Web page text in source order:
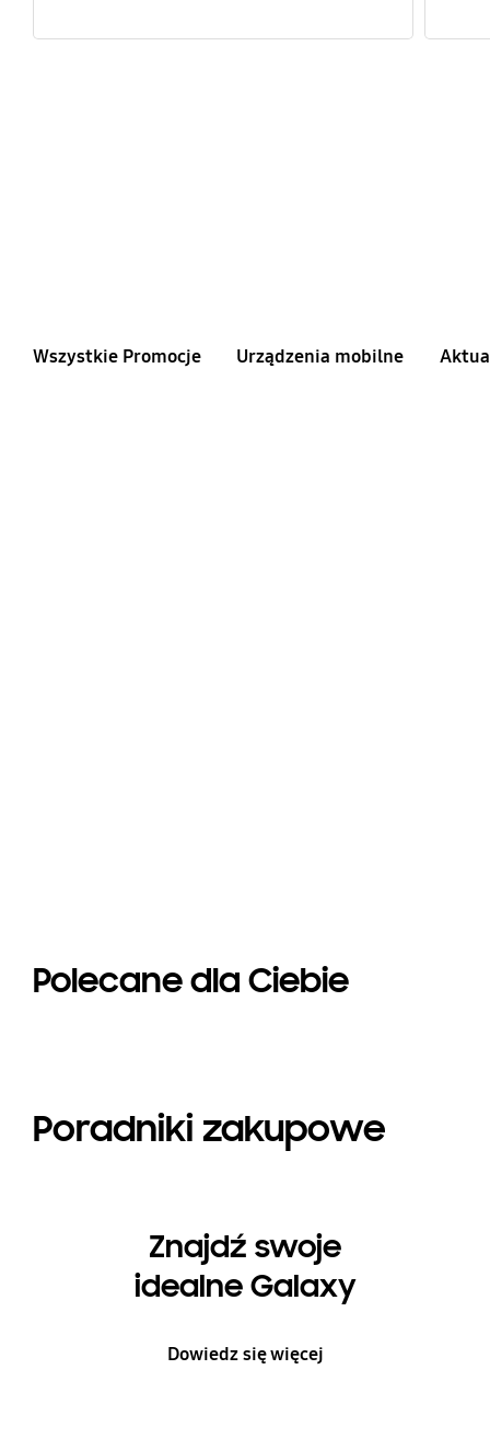
Wszystkie Promocje Urządzenia mobilne
Polecane dla Ciebie
Poradniki zakupowe
Znajdź swoje
idealne Galaxy
Dowiedz się więcej